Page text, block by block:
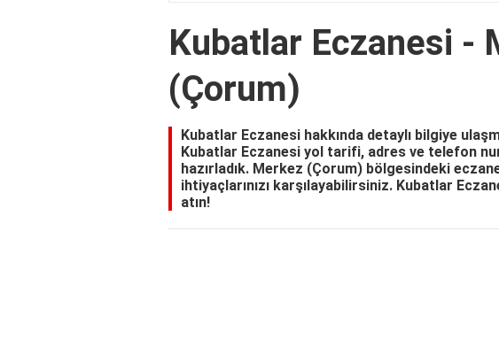
Kubatlar Eczanesi -
(Çorum)
Kubatlar Eczanesi hakkında detaylı bilgiye
Kubatlar Eczanesi yol tarifi, adres ve telefon
hazırladık. Merkez (Çorum) bölgesindeki
ihtiyaçlarınızı karşılayabilirsiniz. Kubatlar
atın!